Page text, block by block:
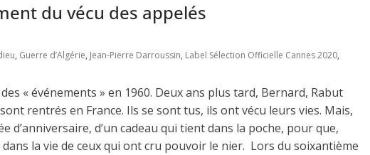
du vécu des appelés
, Guerre d’Algérie, Jean-Pierre Darroussin, Label Sélection Officielle Cannes 2020,
« événements » en 1960. Deux ans plus tard, Bernard, Rabut
rentrés en France. Ils se sont tus, ils ont vécu leurs vies. Mais,
d’anniversaire, d’un cadeau qui tient dans la poche, pour que,
la vie de ceux qui ont cru pouvoir le nier. Lors du soixantième